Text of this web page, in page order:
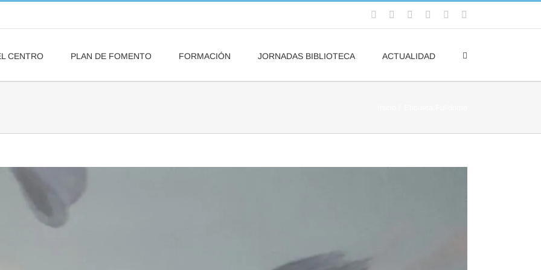
Facebook
Flickr Rss YouTube
CENTRO PLAN DE FOMENTO FORMACIÓN JORNADAS BIBLIOTECA ACTUALIDAD